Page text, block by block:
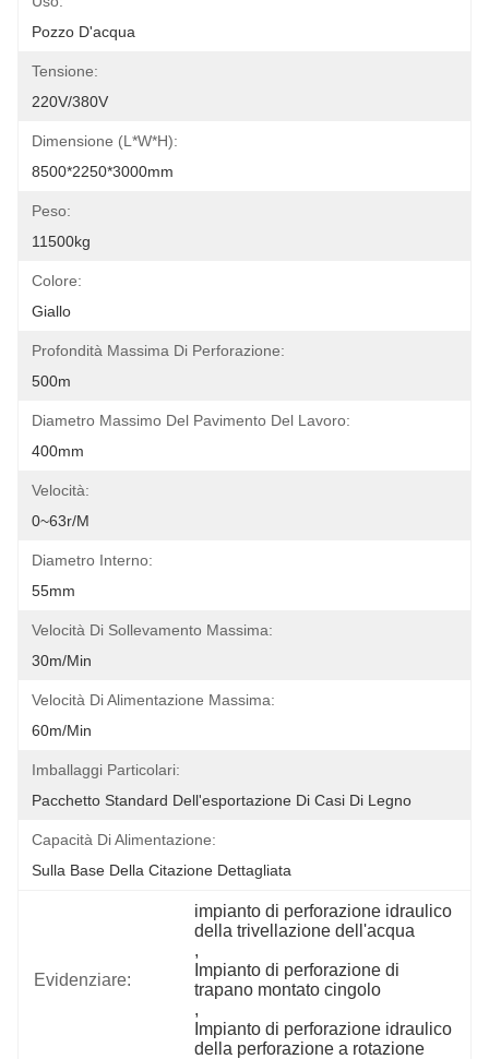
Pozzo D'acqua
Tensione:
220V/380V
Dimensione (l*w*h):
8500*2250*3000mm
Peso:
11500kg
Colore:
Giallo
Profondità Massima Di Perforazione:
500m
Diametro Massimo Del Pavimento Del Lavoro:
400mm
Velocità:
0~63r/m
Diametro Interno:
55mm
Velocità Di Sollevamento Massima:
30m/min
Velocità Di Alimentazione Massima:
60m/min
Imballaggi Particolari:
Pacchetto Standard Dell'esportazione Di Casi Di Legno
Capacità Di Alimentazione:
Sulla Base Della Citazione Dettagliata
Evidenziare:
impianto di perforazione idraulico
della trivellazione dell'acqua
,
Impianto di perforazione di
trapano montato cingolo
,
Impianto di perforazione idraulico
della perforazione a rotazione